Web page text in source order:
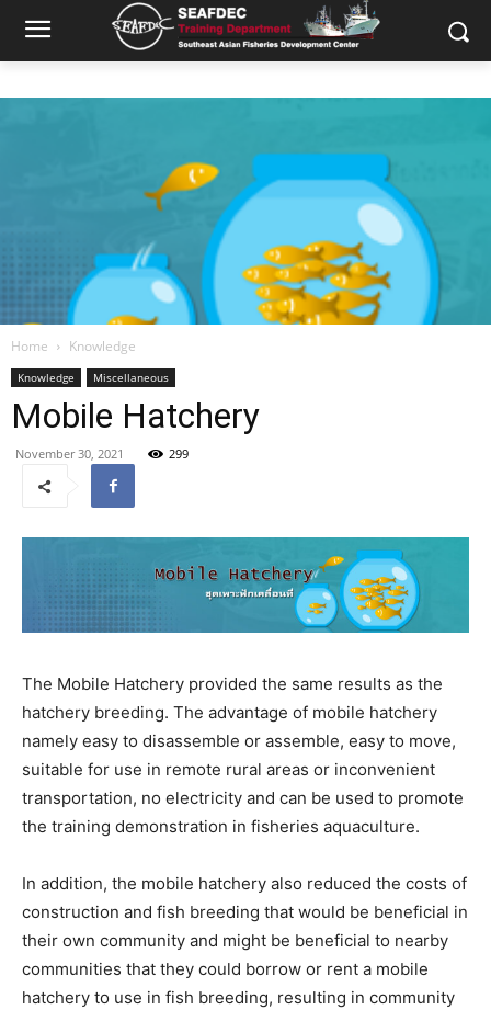
Home Knowledge
Knowledge Miscellaneous
Mobile Hatchery
November 30, 2021 299
The Mobile Hatchery provided the same results as the
hatchery breeding. The advantage of mobile hatchery
namely easy to disassemble or assemble, easy to move,
suitable for use in remote rural areas or inconvenient
transportation, no electricity and can be used to promote
the training demonstration in fisheries aquaculture.
In addition, the mobile hatchery also reduced the costs of
construction and fish breeding that would be beneficial in
their own community and might be beneficial to nearby
communities that they could borrow or rent a mobile
hatchery to use in fish breeding, resulting in community